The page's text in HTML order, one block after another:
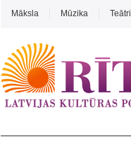
Māksla Mūzika